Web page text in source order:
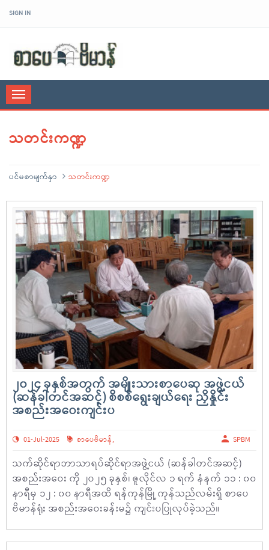
SIGN IN
Toggle
navigation
သတင်းကဏ္ဍ
ပင်မစာမျက်နှာ သတင်းကဏ္ဍ
၂၀၂၄ ခုနှစ်အတွက် အမျိုးသားစာပေဆု အဖွဲ့ငယ်
(ဆန်ခါတင်အဆင့်) စိစစ်ရွေးချယ်ရေး ညှိနှိုင်း
အစည်းအဝေးကျင်းပ
01-Jul-2025 စာပေဗိမာန်, SPBM
သက်ဆိုင်ရာဘာသာရပ်ဆိုင်ရာအဖွဲ့ငယ် (ဆန်ခါတင်အဆင့်)
အစည်းအဝေး ကို ၂ဝ၂၅ ခုနှစ်၊ ဇူလိုင်လ ၁ ရက် နံနက် ၁၁ : ၀၀
နာရီမှ ၁၂ : ၀၀ နာရီအထိ ရန်ကုန်မြို့ ကုန်သည်လမ်းရှိ စာပေ
ဗိမာန်ရုံး အစည်းအဝေးခန်းမ၌ ကျင်းပပြုလုပ်ခဲ့သည်။